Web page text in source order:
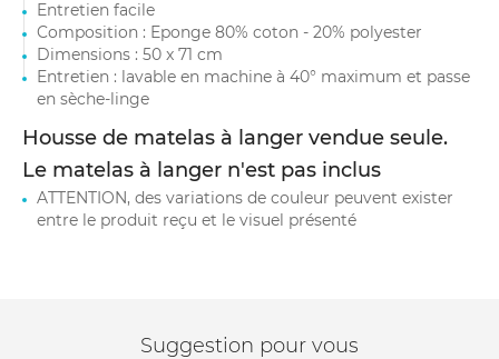
Entretien facile
Composition : Eponge 80% coton - 20% polyester
Dimensions : 50 x 71 cm
Entretien : lavable en machine à 40° maximum et passe
en sèche-linge
Housse de matelas à langer vendue seule.
Le matelas à langer n'est pas inclus
ATTENTION, des variations de couleur peuvent exister
entre le produit reçu et le visuel présenté
Suggestion pour vous